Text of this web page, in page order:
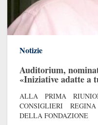
Notizie
Auditorium,
«Iniziative adatte a
ALLA PRIMA
CONSIGLIERI
DELLA FONDAZIONE